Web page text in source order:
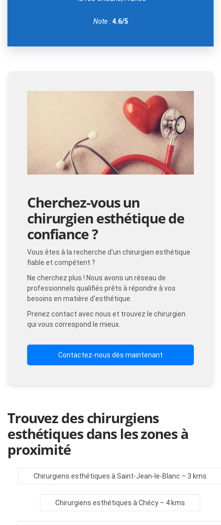
Note : 4.6/5
Cherchez-vous un
chirurgien esthétique de
confiance ?
Vous êtes à la recherche d'un chirurgien esthétique
fiable et compétent ?
Ne cherchez plus ! Nous avons un réseau de
professionnels qualifiés prêts à répondre à vos
besoins en matière d'esthétique.
Prenez contact avec nous et trouvez le chirurgien
qui vous correspond le mieux.
Contactez-nous dès maintenant
Trouvez des chirurgiens
esthétiques dans les zones à
proximité
Chirurgiens esthétiques à Saint-Jean-le-Blanc – 3 kms
Chirurgiens esthétiques à Chécy – 4 kms